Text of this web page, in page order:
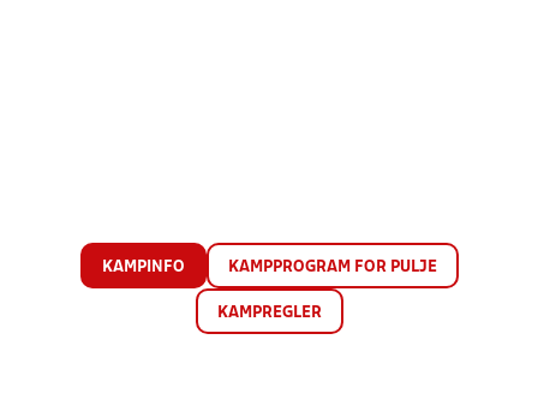
KAMPINFO KAMPPROGRAM FOR PULJE
KAMPREGLER